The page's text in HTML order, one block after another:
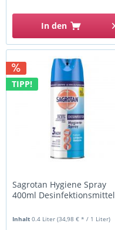
In den
TIPP!
Sagrotan Hygiene Spray
400ml Desinfektionsmittel
Inhalt0.4 Liter(34,98 € * / 1 Liter)